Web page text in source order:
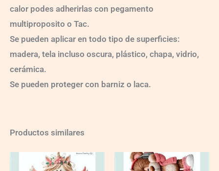
calor podes adherirlas con pegamento
multiproposito o Tac.
Se pueden aplicar en todo tipo de superficies:
madera, tela incluso oscura, plástico, chapa, vidrio,
cerámica.
Se pueden proteger con barniz o laca.
Productos similares
quantity
CT447BD
quantity